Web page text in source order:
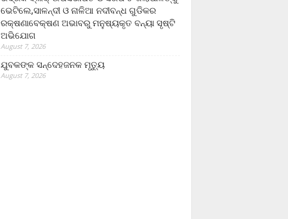
ଭେଟିଲେ,ସାଳନ୍ଦୀ ଓ ନାଳିଆ ନଦୀବନ୍ଧ ଗୁଡିକର
ରକ୍ଷଣାବେକ୍ଷଣ ଅଭାବରୁ ମନୁଷ୍ୟକୃତ ବନ୍ୟା ସୃଷ୍ଟି
ଅଭିଯୋଗ
August 7, 2026
ଯୁବକଙ୍କ ସନ୍ଦେହଜନକ ମୃତ୍ୟୁ
August 7, 2026